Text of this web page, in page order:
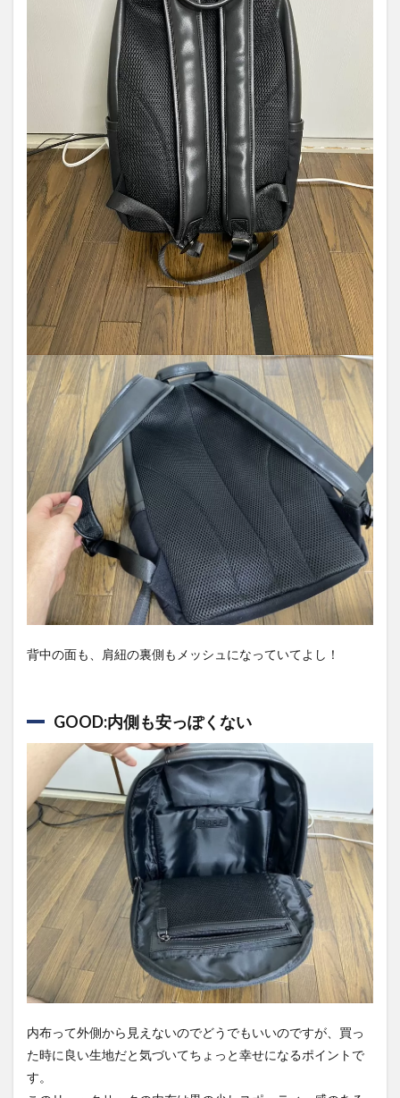
背中の面も、肩紐の裏側もメッシュになっていてよし！
GOOD:内側も安っぽくない
内布って外側から見えないのでどうでもいいのですが、買っ
た時に良い生地だと気づいてちょっと幸せになるポイントで
す。